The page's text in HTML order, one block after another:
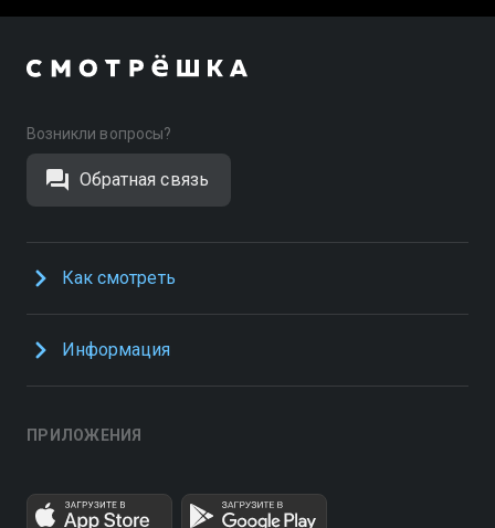
Возникли вопросы?
Обратная связь
Как смотреть
Информация
ПРИЛОЖЕНИЯ